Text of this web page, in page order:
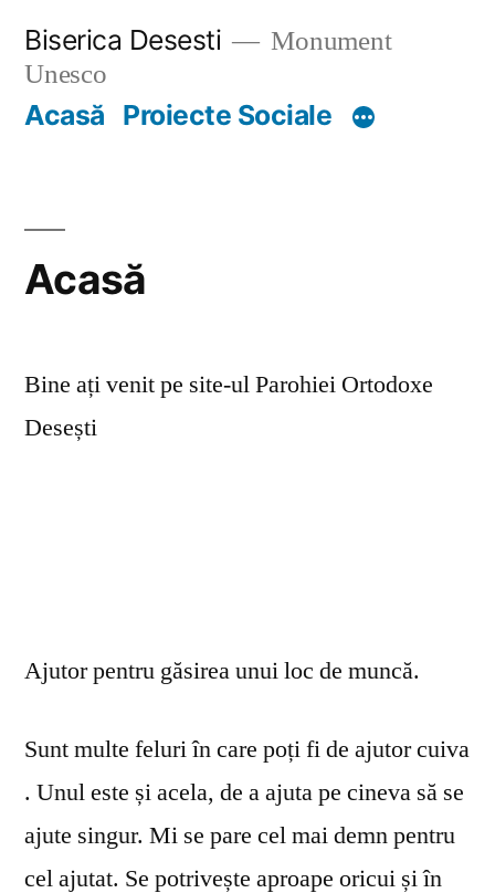
content
Biserica Desesti
Monument
Unesco
Acasă Proiecte Sociale
Acasă
Bine ați venit pe site-ul Parohiei Ortodoxe
Desești
Ajutor pentru găsirea unui loc de muncă.
Sunt multe feluri în care poți fi de ajutor cuiva
. Unul este și acela, de a ajuta pe cineva să se
ajute singur. Mi se pare cel mai demn pentru
cel ajutat. Se potrivește aproape oricui și în